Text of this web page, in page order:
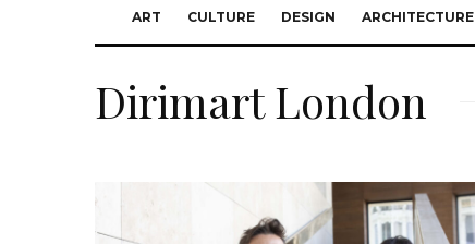
ART CULTURE DESIGN ARCHITECTURE
Dirimart London